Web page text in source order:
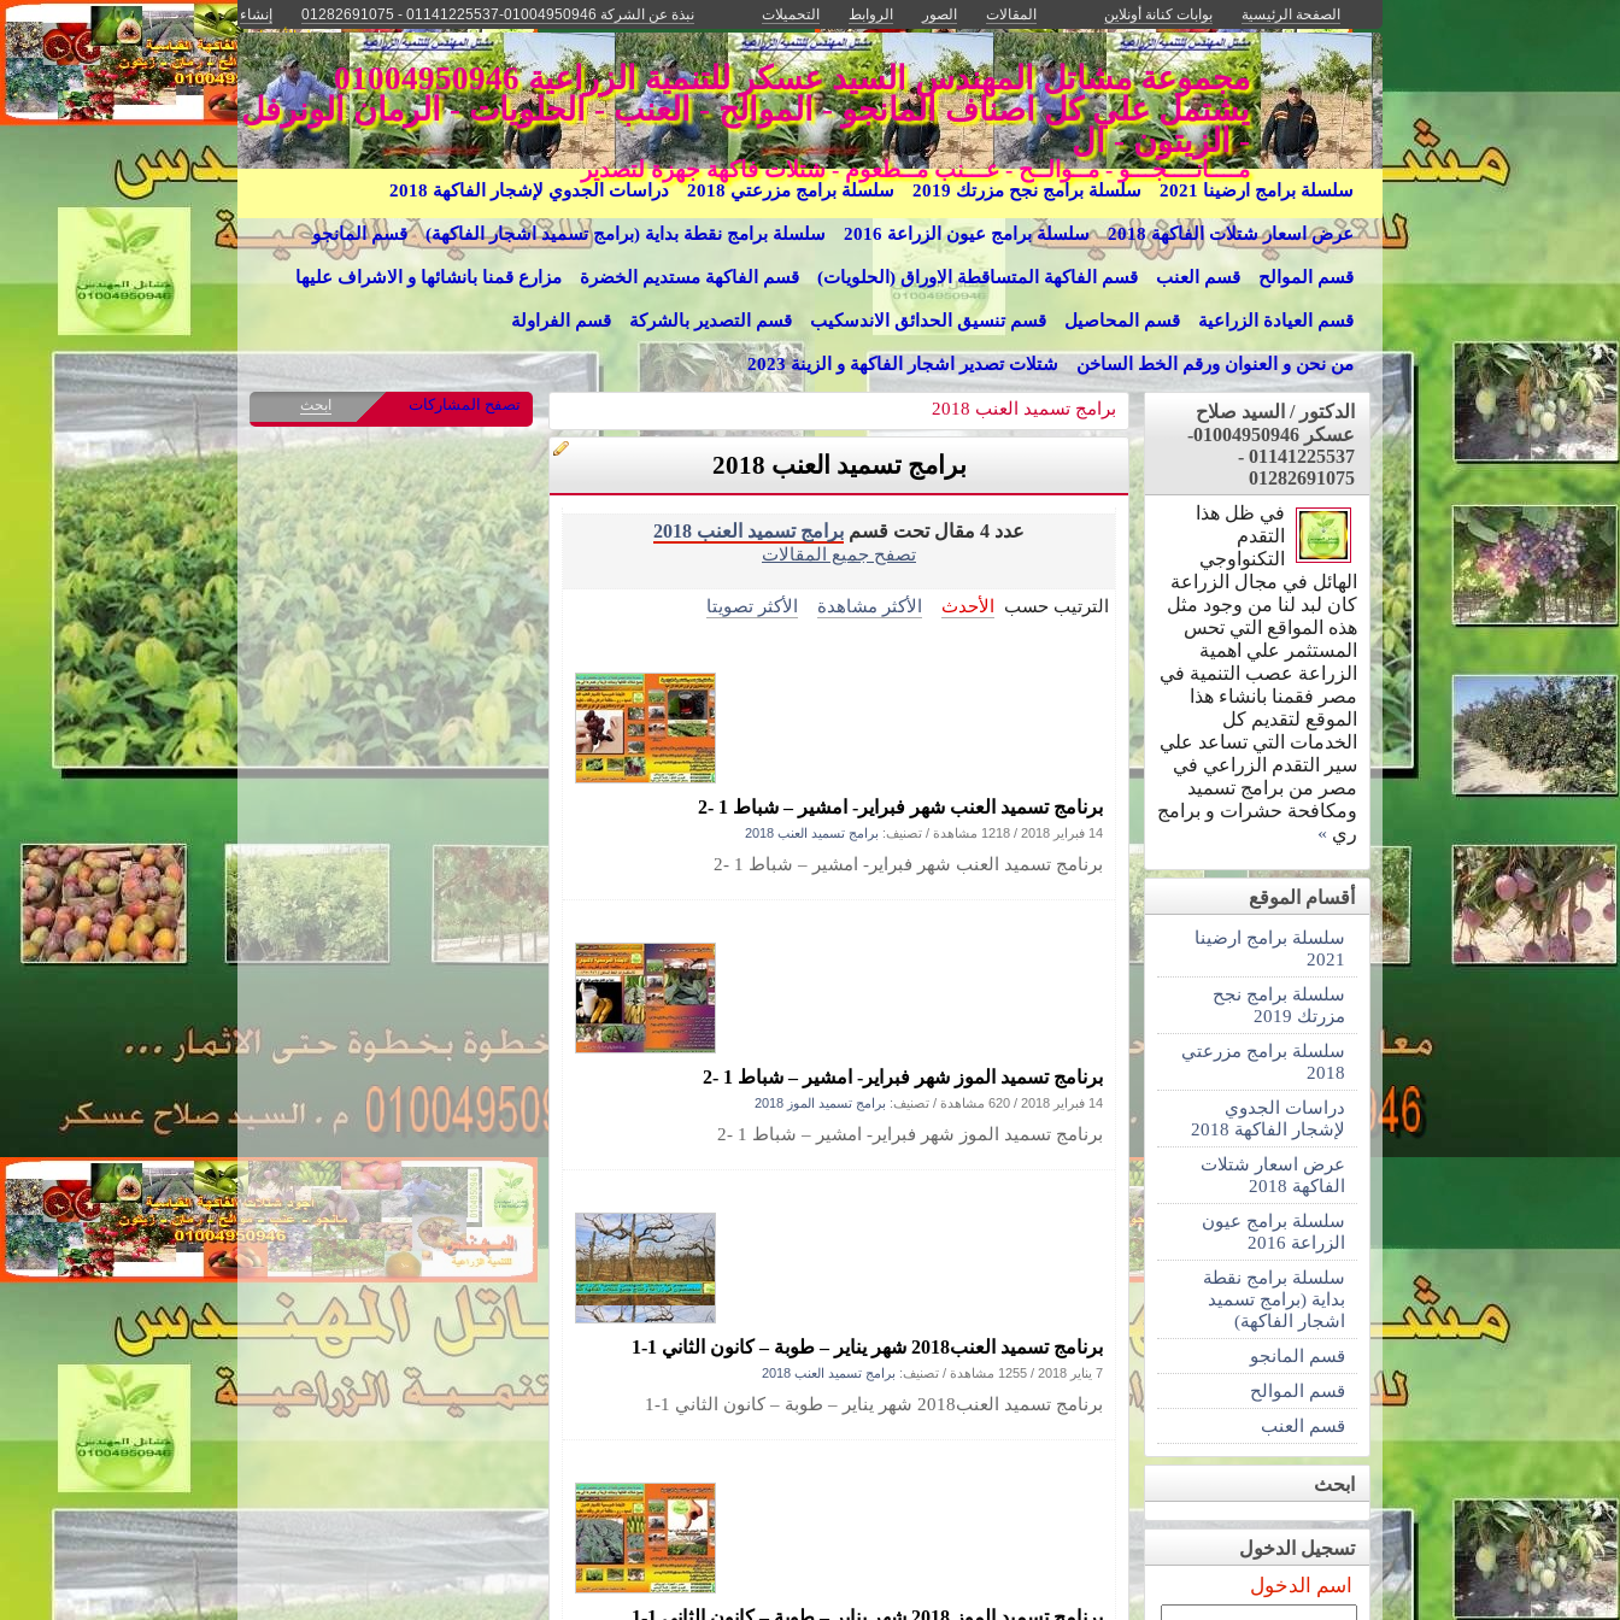
الصفحة الرئيسية بوابات كنانة أونلاين المقالات الصور الروابط التحميلات نبذة عن الشركة 01004950946-01141225537 - 01282691075
إنشاء
موقع مجاني
دخول الأعضاء
مجموعة مشاتل المهندس السيد عسكر للتنمية الزراعية 01004950946
يشتمل علي كل اصناف المانجو - الموالح - العنب - الحلويات - الرمان الونرفل
- الزيتون - ال
مــــانــــجـــو - مــوالــح - عـــنب مــطعوم - شتلات فاكهة جهزة لتصدير
سلسلة برامج ارضينا 2021 سلسلة برامج نجح مزرتك 2019 سلسلة برامج مزرعتي 2018 دراسات الجدوي لإشجار الفاكهة 2018
عرض اسعار شتلات الفاكهة 2018 سلسلة برامج عيون الزراعة 2016 سلسلة برامج نقطة بداية (برامج تسميد اشجار الفاكهة) قسم المانجو
قسم الموالح قسم العنب قسم الفاكهة المتساقطة الاوراق (الحلويات) قسم الفاكهة مستديم الخضرة مزارع قمنا بانشائها و الاشراف عليها
قسم العيادة الزراعية قسم المحاصيل قسم تنسيق الحدائق الاندسكيب قسم التصدير بالشركة قسم الفراولة
من نحن و العنوان ورقم الخط الساخن شتلات تصدير اشجار الفاكهة و الزينة 2023
برامج تسميد العنب 2018
برامج تسميد العنب 2018
عدد 4 مقال تحت قسم
برامج تسميد العنب 2018
تصفح جميع المقالات
الترتيب حسب الأحدث الأكثر مشاهدة الأكثر تصويتا
برنامج تسميد العنب شهر فبراير- امشير – شباط 1 -2
14 فبراير 2018 / 1218 مشاهدة / تصنيف: برامج تسميد العنب 2018
برنامج تسميد العنب شهر فبراير- امشير – شباط 1 -2
برنامج تسميد الموز شهر فبراير- امشير – شباط 1 -2
14 فبراير 2018 / 620 مشاهدة / تصنيف: برامج تسميد الموز 2018
برنامج تسميد الموز شهر فبراير- امشير – شباط 1 -2
برنامج تسميد العنب2018 شهر يناير – طوبة – كانون الثاني 1-1
7 يناير 2018 / 1255 مشاهدة / تصنيف: برامج تسميد العنب 2018
برنامج تسميد العنب2018 شهر يناير – طوبة – كانون الثاني 1-1
الدكتور / السيد صلاح
عسكر 01004950946-
01141225537 -
01282691075
في ظل هذا
التقدم
التكنواوجي
الهائل في مجال الزراعة
كان لبد لنا من وجود مثل
هذه المواقع التي تحس
المستثمر علي اهمية
الزراعة عصب التنمية في
مصر فقمنا بانشاء هذا
الموقع لتقديم كل
الخدمات التي تساعد علي
سير التقدم الزراعي في
مصر من برامج تسميد
ومكافحة حشرات و برامج
ري »
أقسام الموقع
سلسلة برامج ارضينا
2021
سلسلة برامج نجح
مزرتك 2019
سلسلة برامج مزرعتي
2018
دراسات الجدوي
لإشجار الفاكهة 2018
عرض اسعار شتلات
الفاكهة 2018
سلسلة برامج عيون
الزراعة 2016
سلسلة برامج نقطة
بداية (برامج تسميد
اشجار الفاكهة)
قسم المانجو
قسم الموالح
قسم العنب
ابحث
تسجيل الدخول
اسم الدخول
تصفح المشاركات ابحث